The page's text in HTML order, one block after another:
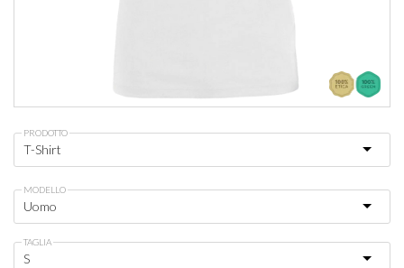
PRODOTTO
MODELLO
TAGLIA